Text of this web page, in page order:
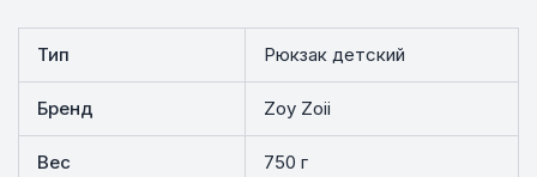
Тип Рюкзак детский
Бренд Zoy Zoii
Вес 750 г